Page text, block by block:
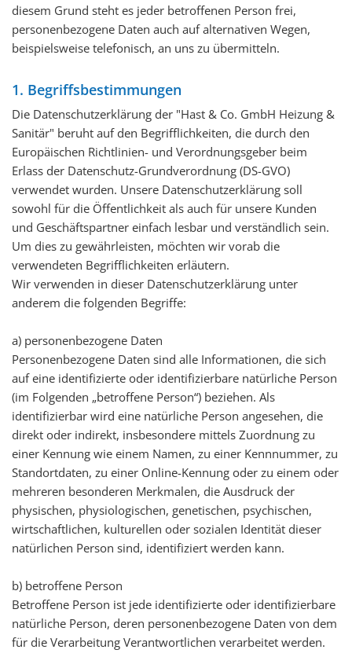
diesem Grund steht es jeder betroffenen Person frei,
personenbezogene Daten auch auf alternativen Wegen,
beispielsweise telefonisch, an uns zu übermitteln.
1. Begriffsbestimmungen
Die Datenschutzerklärung der "Hast & Co. GmbH Heizung &
Sanitär" beruht auf den Begrifflichkeiten, die durch den
Europäischen Richtlinien- und Verordnungsgeber beim
Erlass der Datenschutz-Grundverordnung (DS-GVO)
verwendet wurden. Unsere Datenschutzerklärung soll
sowohl für die Öffentlichkeit als auch für unsere Kunden
und Geschäftspartner einfach lesbar und verständlich sein.
Um dies zu gewährleisten, möchten wir vorab die
verwendeten Begrifflichkeiten erläutern.
Wir verwenden in dieser Datenschutzerklärung unter
anderem die folgenden Begriffe:
a) personenbezogene Daten
Personenbezogene Daten sind alle Informationen, die sich
auf eine identifizierte oder identifizierbare natürliche Person
(im Folgenden „betroffene Person“) beziehen. Als
identifizierbar wird eine natürliche Person angesehen, die
direkt oder indirekt, insbesondere mittels Zuordnung zu
einer Kennung wie einem Namen, zu einer Kennnummer, zu
Standortdaten, zu einer Online-Kennung oder zu einem oder
mehreren besonderen Merkmalen, die Ausdruck der
physischen, physiologischen, genetischen, psychischen,
wirtschaftlichen, kulturellen oder sozialen Identität dieser
natürlichen Person sind, identifiziert werden kann.
b) betroffene Person
Betroffene Person ist jede identifizierte oder identifizierbare
natürliche Person, deren personenbezogene Daten von dem
für die Verarbeitung Verantwortlichen verarbeitet werden.